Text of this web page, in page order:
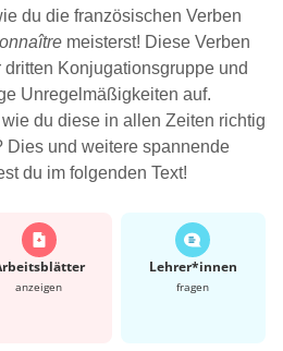
du die französischen Verben
meisterst! Diese Verben
dritten Konjugationsgruppe und
Unregelmäßigkeiten auf.
wie du diese in allen Zeiten richtig
Dies und weitere spannende
du im folgenden Text!
anzeigen
Lehrer*​innen
fragen